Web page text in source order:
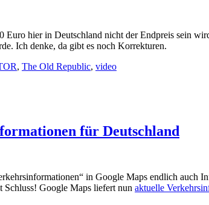
Euro hier in Deutschland nicht der Endpreis sein
Ich denke, da gibt es noch Korrekturen.
, The Old Republic, video
für Deutschland
in Google Maps endlich
Schluss! Google Maps liefert nun aktuelle